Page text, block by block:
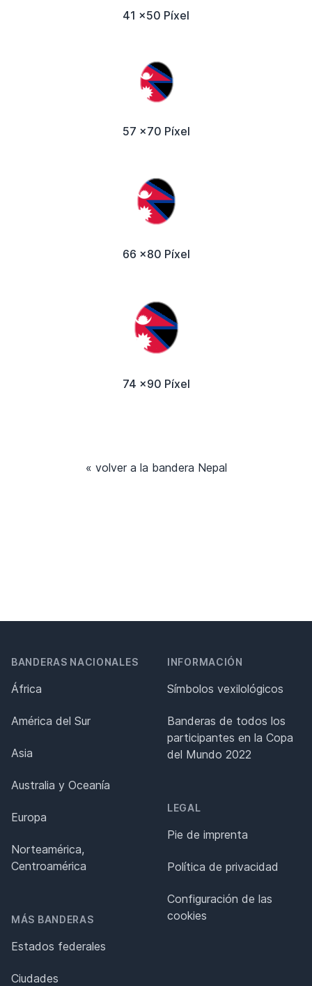
41 x50 Píxel
57 x70 Píxel
66 x80 Píxel
74 x90 Píxel
« volver a la bandera Nepal
BANDERAS NACIONALES
África
América del Sur
Asia
Australia y Oceanía
Europa
Norteamérica,
Centroamérica
MÁS BANDERAS
Estados federales
Ciudades
INFORMACIÓN
Símbolos vexilológicos
Banderas de todos los
participantes en la Copa
del Mundo 2022
LEGAL
Pie de imprenta
Política de privacidad
Configuración de las
cookies